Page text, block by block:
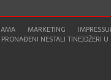
MARKETING
PRONAĐENI NESTALI TINEJDŽERI